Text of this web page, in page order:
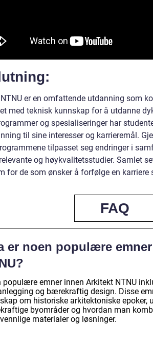
er en omfattende utdanning som
med teknisk kunnskap for å utdanne
og spesialiseringer har
til sine interesser og karrieremål.
tilpasset seg endringer i
og høykvalitetsstudier. Samlet
for de som ønsker å forfølge en karriere
FAQ
er noen populære
populære emner innen Arkitekt NTNU
og bærekraftig design. Disse
om historiske arkitektoniske epoker,
byområder og hvordan man
materialer og løsninger.